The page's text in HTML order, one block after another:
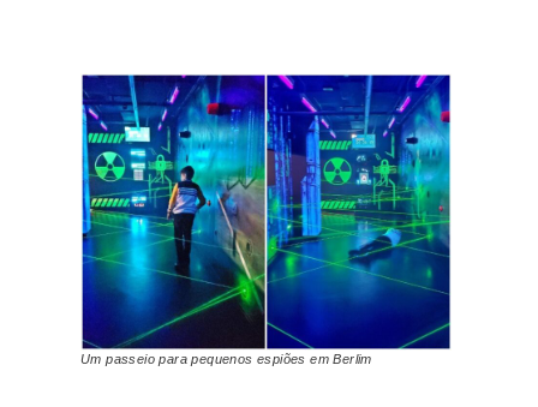
Um passeio para pequenos espiões em Berlim